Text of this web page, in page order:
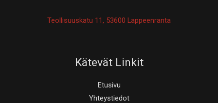
Teollisuuskatu 11, 53600 Lappeenranta
Kätevät Linkit
Etusivu
Yhteystiedot